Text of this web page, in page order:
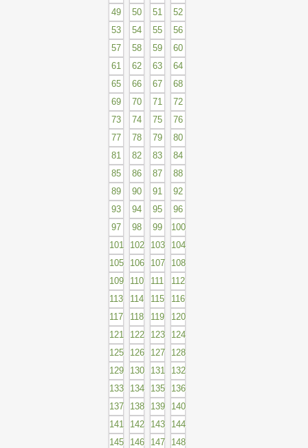
49
50 51
52
53
54 55
56
57
58 59
60
61
62 63
64
65
66 67
68
69
70 71
72
73
74 75
76
77
78 79
80
81
82 83
84
85
86 87
88
89
90 91
92
93
94 95
96
97
98 99
100
101
102 103
104
105
106 107
108
109
110 111
112
113
114 115
116
117
118 119
120
121
122 123
124
125
126 127
128
129
130 131
132
133
134 135
136
137
138 139
140
141
142 143
144
145
146 147
148